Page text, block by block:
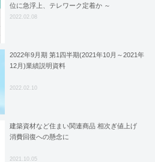
位に急浮上、テレワーク定着か ～
2022.02.08
2022年9月期 第1四半期(2021年10月～2021年
12月)業績説明資料
2022.02.10
建築資材など住まい関連商品 相次ぎ値上げ
消費回復への懸念に
2021.10.05